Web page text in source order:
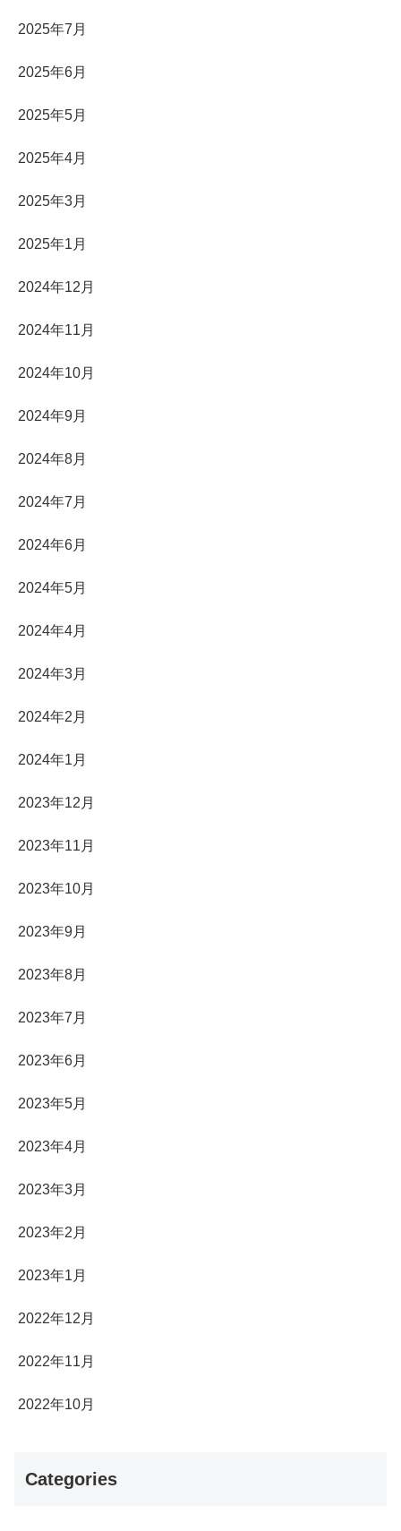
2025年7月
2025年6月
2025年5月
2025年4月
2025年3月
2025年1月
2024年12月
2024年11月
2024年10月
2024年9月
2024年8月
2024年7月
2024年6月
2024年5月
2024年4月
2024年3月
2024年2月
2024年1月
2023年12月
2023年11月
2023年10月
2023年9月
2023年8月
2023年7月
2023年6月
2023年5月
2023年4月
2023年3月
2023年2月
2023年1月
2022年12月
2022年11月
2022年10月
Categories